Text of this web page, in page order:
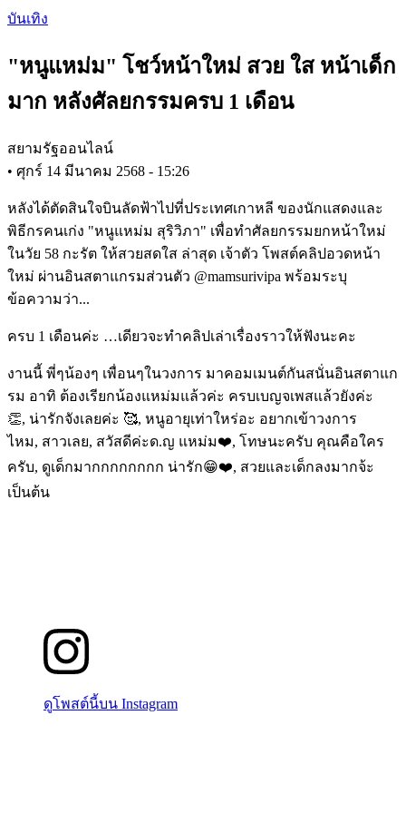
Skip
content
บันเทิง
"หนูแหม่ม" โชว์หน้าใหม่ สวย ใส หน้าเด็ก
มาก หลังศัลยกรรมครบ 1 เดือน
สยามรัฐออนไลน์
• ศุกร์ 14 มีนาคม 2568 - 15:26
หลังได้ตัดสินใจบินลัดฟ้าไปที่ประเทศเกาหลี ของนักแสดงและ
พิธีกรคนเก่ง "หนูแหม่ม สุริวิภา" เพื่อทำศัลยกรรมยกหน้าใหม่
ในวัย 58 กะรัต ให้สวยสดใส ล่าสุด เจ้าตัว โพสต์คลิปอวดหน้า
ใหม่ ผ่านอินสตาแกรมส่วนตัว @mamsurivipa พร้อมระบุ
ข้อความว่า...
ครบ 1 เดือนค่ะ …เดียวจะทำคลิปเล่าเรื่องราวให้ฟังนะคะ
งานนี้ พี่ๆน้องๆ เพื่อนๆในวงการ มาคอมเมนต์กันสนั่นอินสตาแก
รม อาทิ ต้องเรียกน้องแหม่มแล้วค่ะ ครบเบญจเพสแล้วยังค่ะ
👏, น่ารักจังเลยค่ะ 🥰, หนูอายุเท่าใหร่อะ อยากเข้าวงการ
ไหม, สาวเลย, สวัสดีค่ะด.ญ แหม่ม❤️, โทษนะครับ คุณคือใคร
ครับ, ดูเด็กมากกกกกกกก น่ารัก😁❤️, สวยและเด็กลงมากจ้ะ
เป็นต้น
ดูโพสต์นี้บน Instagram